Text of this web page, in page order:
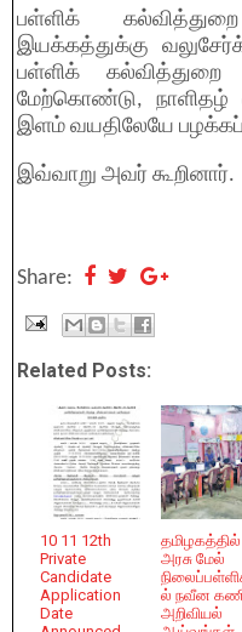
பள்ளிக்
இயக்கத்துக்கு
பள்ளிக் கல்வித்துறை
மேற்கொண்டு, நாளிதழ்
இளம் வயதிலேயே
இவ்வாறு அவர் கூறினார்.
Share:
Related Posts:
10 11 12th
Private
Candidate
Application
Date
அரசு மேல்
ல் நவீன
அறிவியல்